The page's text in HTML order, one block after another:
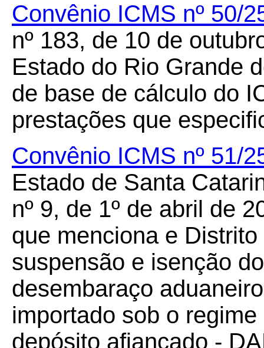
Convênio ICMS nº 50/
nº 183, de 10 de
Estado do Rio Grande
de base de cálculo do
prestações que
Convênio ICMS nº 51/
Estado de Santa
nº 9, de 1º de abril de
que menciona e
suspensão e isenção
desembaraço
importado sob o
depósito afiançado -